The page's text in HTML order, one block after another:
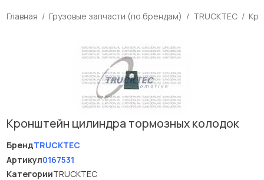
Главная Грузовые запчасти (по брендам) TRUCKTEC
Кронштейн цилиндра тормозных колодок
БрендTRUCKTEC
Артикул0167531
КатегорииTRUCKTEC